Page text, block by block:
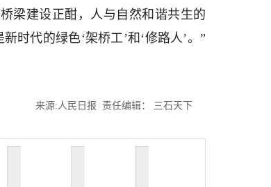
梁建设正酣，人与自然和谐共生的
时代的绿色‘架桥工’和‘修路人’。”
来源:人民日报 责任编辑： 三石天下